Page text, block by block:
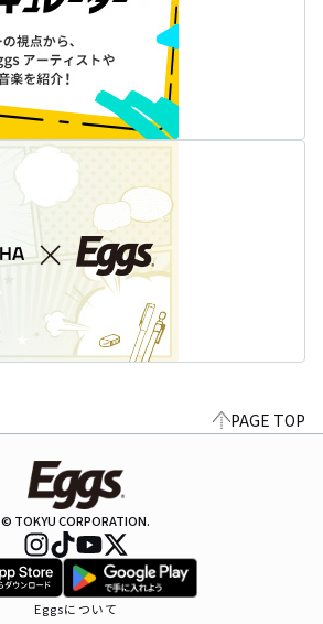
PAGE TOP
© TOKYU CORPORATION.
Eggsについて